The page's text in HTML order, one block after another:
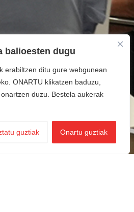
balioesten dugu
erabiltzen ditu gure webgunean
ONARTU klikatzen baduzu,
duzu. Bestela aukerak
guztiak Onartu guztiak